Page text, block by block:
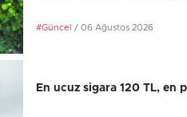
#Güncel / 06 Ağustos 2026
En ucuz sigara 120 TL, en